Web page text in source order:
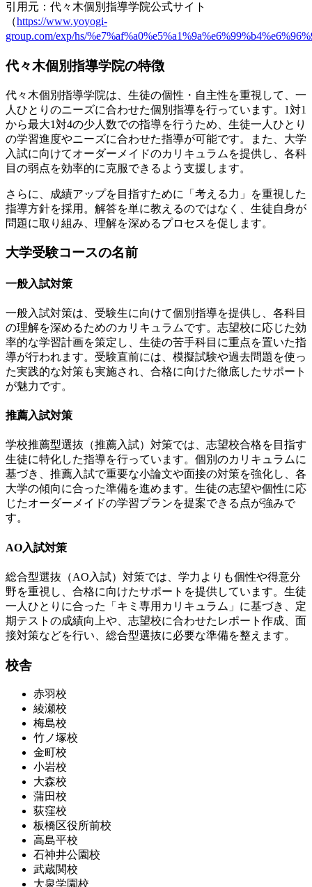
引用元：代々木個別指導学院公式サイト
（https://www.yoyogi-
group.com/exp/hs/
代々木個別指導学院の特徴
代々木個別指導学院は、生徒の個性・自主性を重視して、一
人ひとりのニーズに合わせた個別指導を行っています。1対1
から最大1対4の少人数での指導を行うため、生徒一人ひとり
の学習進度やニーズに合わせた指導が可能です。また、 大学
入試に向けてオーダーメイドのカリキュラムを提供し、各科
目の弱点を効率的に克服できるよう支援します。
さらに、
成績アップを目指すために「考える力」を重視した
指導方針を採用 。解答を単に教えるのではなく、生徒自身が
問題に取り組み、理解を深めるプロセスを促します。
大学受験コースの名前
一般入試対策
一般入試対策は、受験生に向けて個別指導を提供し、各科目
の理解を深めるためのカリキュラムです。 志望校に応じた効
率的な学習計画を策定し、生徒の苦手科目に重点を置いた指
導が行われます。受験直前には、模擬試験や過去問題を使っ
た実践的な対策も実施され、合格に向けた徹底したサポート
が魅力です。
推薦入試対策
学校推薦型選抜（推薦入試）対策では、志望校合格を目指す
生徒に特化した指導を行っています。 個別のカリキュラムに
基づき、推薦入試で重要な小論文や面接の対策を強化し、各
大学の傾向に合った準備を進めます。生徒の志望や個性に応
じたオーダーメイドの学習プランを提案できる点が強みで
す。
AO入試対策
総合型選抜（AO入試）対策では、学力よりも個性や得意分
野を重視し、合格に向けたサポートを提供しています。 生徒
一人ひとりに合った「キミ専用カリキュラム」に基づき、定
期テストの成績向上や、志望校に合わせたレポート作成、面
接対策などを行い、総合型選抜に必要な準備を整えます。
校舎
赤羽校
綾瀬校
梅島校
竹ノ塚校
金町校
小岩校
大森校
蒲田校
荻窪校
板橋区役所前校
高島平校
石神井公園校
武蔵関校
大泉学園校